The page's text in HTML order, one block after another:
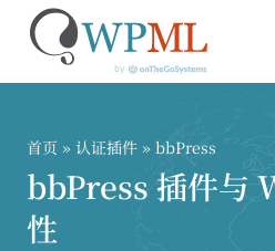
首页 » 认证插件 » bbPress
bbPress 插件与
性